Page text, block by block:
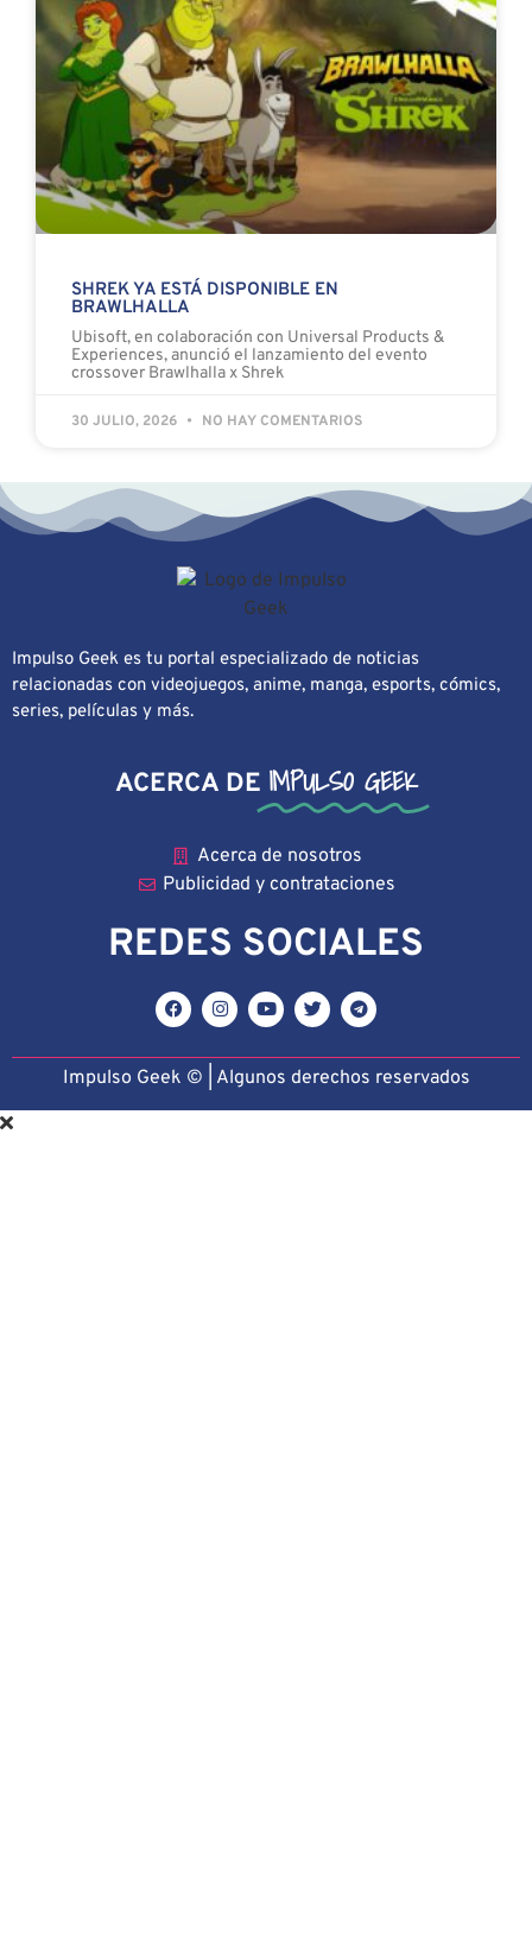
SHREK YA ESTÁ DISPONIBLE EN
BRAWLHALLA
Ubisoft, en colaboración con Universal Products &
Experiences, anunció el lanzamiento del evento
crossover Brawlhalla x Shrek
30 JULIO, 2026 NO HAY COMENTARIOS
Impulso Geek es tu portal especializado de noticias
relacionadas con videojuegos, anime, manga, esports, cómics,
series, películas y más.
ACERCA DE IMPULSO GEEK
Acerca de nosotros
Publicidad y contrataciones
REDES SOCIALES
Impulso Geek © | Algunos derechos reservados